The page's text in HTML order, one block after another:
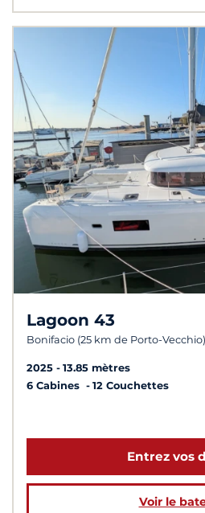
Lagoon 43
Bonifacio (25 km de Porto-Vecchio)
2025
13.85 mètres
6 Cabines
12 Couchettes
Entrez vos
Voir le